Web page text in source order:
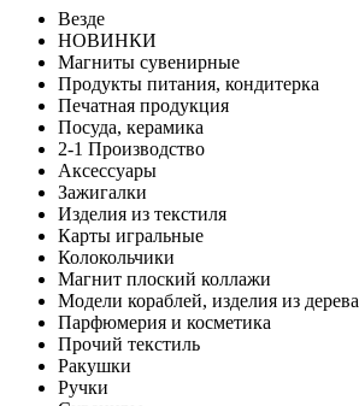
Везде
НОВИНКИ
Магниты сувенирные
Продукты питания, кондитерка
Печатная продукция
Посуда, керамика
2-1 Производство
Аксессуары
Зажигалки
Изделия из текстиля
Карты игральные
Колокольчики
Магнит плоский коллажи
Модели кораблей, изделия из дерева
Парфюмерия и косметика
Прочий текстиль
Ракушки
Ручки